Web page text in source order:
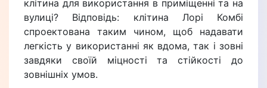
клітина для використання в приміщенні та на
вулиці? Відповідь: клітина Лорі Комбі
спроектована таким чином, щоб надавати
легкість у використанні як вдома, так і зовні
завдяки своїй міцності та стійкості до
зовнішніх умов.